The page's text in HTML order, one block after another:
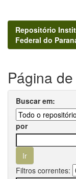
Repositório
Federal do
Página
Buscar em:
por
Filtros correntes: